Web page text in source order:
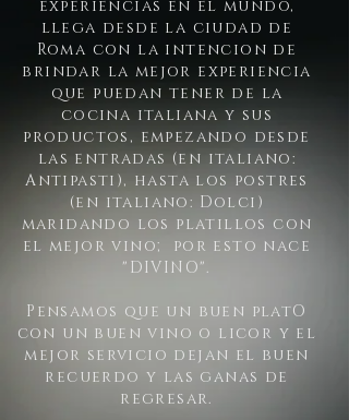
experiencias en el mundo,
llega desde la ciudad de
Roma con la intencion de
brindar la mejor experiencia
que puedan tener de la
cocina italiana y sus
productos, empezando desde
las entradas (en italiano:
Antipasti), hasta los postres
(en italiano: Dolci)
maridando los platillos con
el mejor vino; por esto nace
"DIVINO".
Pensamos que un buen platO
con un buen vino o licor y el
mejor servicio dejan el buen
recuerdo y las ganas de
regresar.